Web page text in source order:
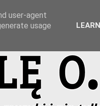
user-agent
usage